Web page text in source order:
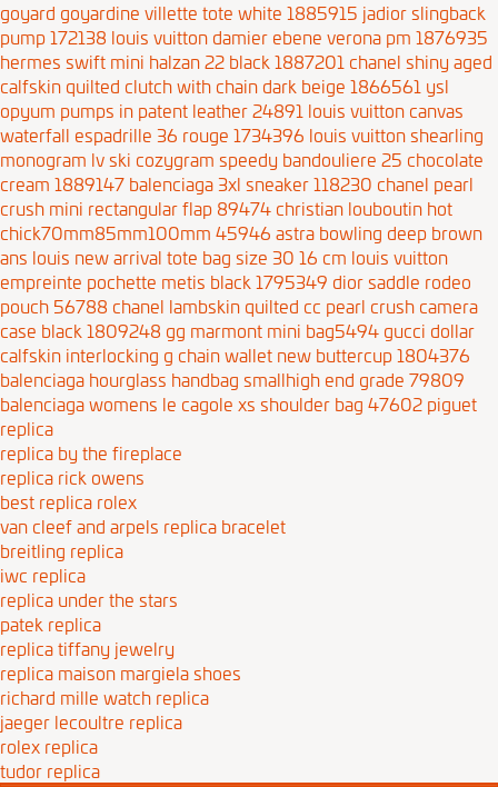
goyard goyardine villette tote white 1885915 jadior slingback
pump 172138 louis vuitton damier ebene verona pm 1876935
hermes swift mini halzan 22 black 1887201 chanel shiny aged
calfskin quilted clutch with chain dark beige 1866561 ysl
opyum pumps in patent leather 24891 louis vuitton canvas
waterfall espadrille 36 rouge 1734396 louis vuitton shearling
monogram lv ski cozygram speedy bandouliere 25 chocolate
cream 1889147 balenciaga 3xl sneaker 118230 chanel pearl
crush mini rectangular flap 89474 christian louboutin hot
chick70mm85mm100mm 45946 astra bowling deep brown
ans louis new arrival tote bag size 30 16 cm louis vuitton
empreinte pochette metis black 1795349 dior saddle rodeo
pouch 56788 chanel lambskin quilted cc pearl crush camera
case black 1809248 gg marmont mini bag5494 gucci dollar
calfskin interlocking g chain wallet new buttercup 1804376
balenciaga hourglass handbag smallhigh end grade 79809
balenciaga womens le cagole xs shoulder bag 47602 piguet
replica
replica by the fireplace
replica rick owens
best replica rolex
van cleef and arpels replica bracelet
breitling replica
iwc replica
replica under the stars
patek replica
replica tiffany jewelry
replica maison margiela shoes
richard mille watch replica
jaeger lecoultre replica
rolex replica
tudor replica